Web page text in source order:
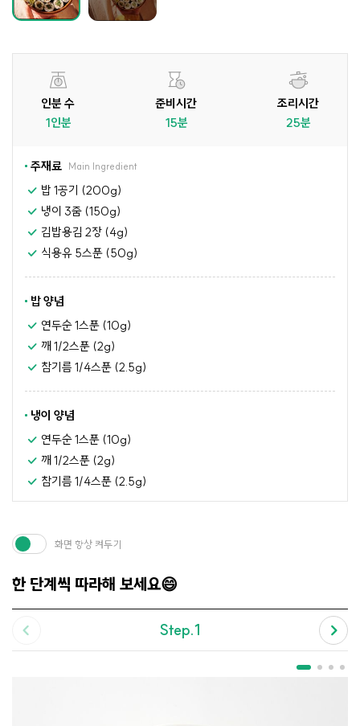
인분 수
1인분
준비시간
15분
조리시간
25분
주재료 Main Ingredient
밥 1공기 (200g)
냉이 3줌 (150g)
김밥용김 2장 (4g)
식용유 5스푼 (50g)
밥 양념
연두순 1스푼 (10g)
깨 1/2스푼 (2g)
참기름 1/4스푼 (2.5g)
냉이 양념
연두순 1스푼 (10g)
깨 1/2스푼 (2g)
참기름 1/4스푼 (2.5g)
한 단계씩 따라해 보세요😄
화면 항상 켜두기
Step.1